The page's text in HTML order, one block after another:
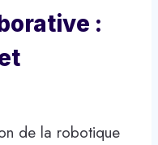
:
de la robotique